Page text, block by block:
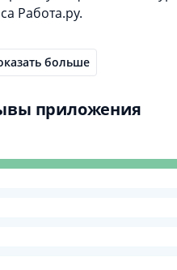
Работа.ру.
больше
приложения